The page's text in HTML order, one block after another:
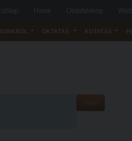
OKTATÁS KUTATÁS
Szűrő